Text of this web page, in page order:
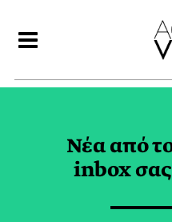
ΚΡΑΣΙ TAG
Νέα από
inbox